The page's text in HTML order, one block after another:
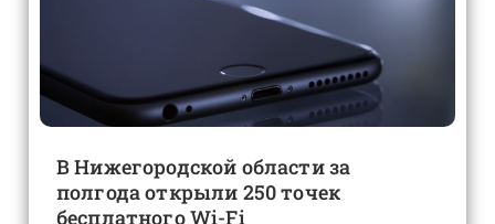
В Нижегородской области за
полгода открыли 250 точек
бесплатного Wi-Fi